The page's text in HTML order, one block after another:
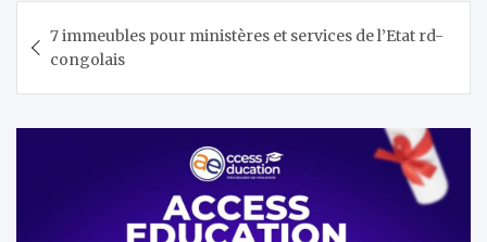
de
l’article
7 immeubles pour ministères et services de l’Etat rd-
congolais